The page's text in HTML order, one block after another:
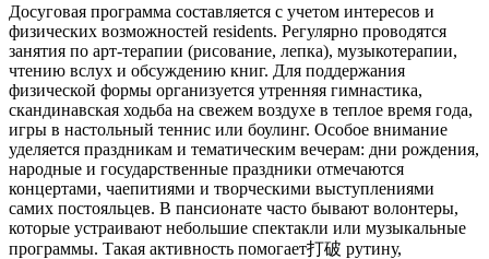
Досуговая программа составляется с учетом интересов и
физических возможностей residents. Регулярно проводятся
занятия по арт-терапии (рисование, лепка), музыкотерапии,
чтению вслух и обсуждению книг. Для поддержания
физической формы организуется утренняя гимнастика,
скандинавская ходьба на свежем воздухе в теплое время года,
игры в настольный теннис или боулинг. Особое внимание
уделяется праздникам и тематическим вечерам: дни рождения,
народные и государственные праздники отмечаются
концертами, чаепитиями и творческими выступлениями
самих постояльцев. В пансионате часто бывают волонтеры,
которые устраивают небольшие спектакли или музыкальные
программы. Такая активность помогает打破 рутину,